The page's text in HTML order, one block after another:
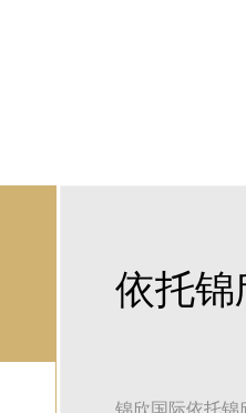
依托锦
锦欣国际依托锦